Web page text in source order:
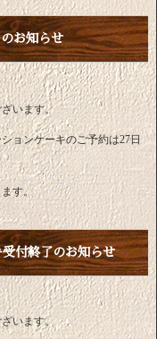
お知らせ
います。
ョンケーキのご予約は27日
す。
付終了のお知らせ
います。